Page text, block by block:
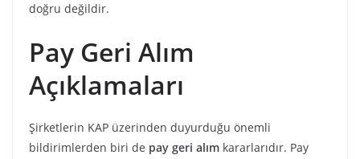
doğru değildir.
Pay Geri Alım
Açıklamaları
Şirketlerin KAP üzerinden duyurduğu önemli
bildirimlerden biri de pay geri alım kararlarıdır. Pay